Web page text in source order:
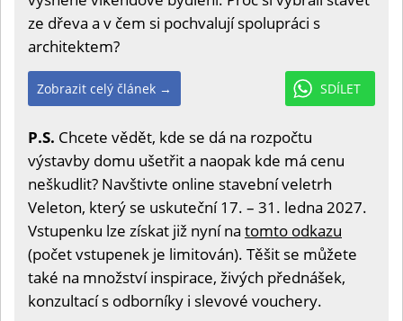
ze dřeva a v čem si pochvalují spolupráci s
architektem?
SDÍLET
Zobrazit celý článek →
P.S. Chcete vědět, kde se dá na rozpočtu
výstavby domu ušetřit a naopak kde má cenu
neškudlit? Navštivte online stavební veletrh
Veleton, který se uskuteční 17. – 31. ledna 2027.
Vstupenku lze získat již nyní na tomto odkazu
(počet vstupenek je limitován). Těšit se můžete
také na množství inspirace, živých přednášek,
konzultací s odborníky i slevové vouchery.